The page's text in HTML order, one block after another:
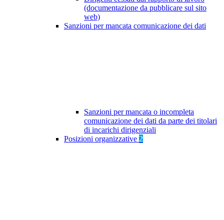
(documentazione da pubblicare sul sito
web)
Sanzioni per mancata comunicazione dei dati
Sanzioni per mancata o incompleta
comunicazione dei dati da parte dei titolari
di incarichi dirigenziali
Posizioni organizzative 2